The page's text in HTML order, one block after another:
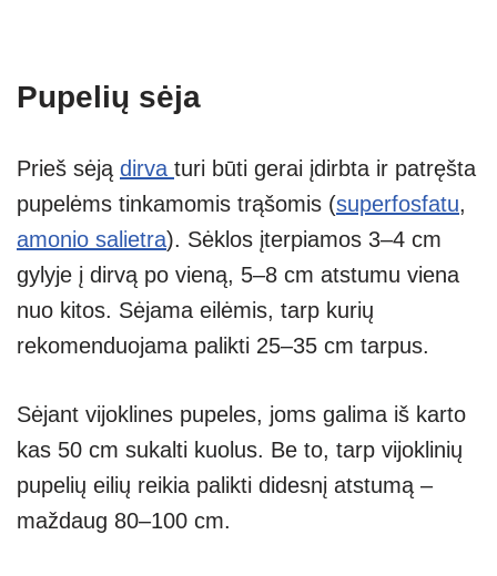
Pupelių sėja
Prieš sėją dirva turi būti gerai įdirbta ir patręšta
pupelėms tinkamomis trąšomis (superfosfatu,
amonio salietra). Sėklos įterpiamos 3–4 cm
gylyje į dirvą po vieną, 5–8 cm atstumu viena
nuo kitos. Sėjama eilėmis, tarp kurių
rekomenduojama palikti 25–35 cm tarpus.
Sėjant vijoklines pupeles, joms galima iš karto
kas 50 cm sukalti kuolus. Be to, tarp vijoklinių
pupelių eilių reikia palikti didesnį atstumą –
maždaug 80–100 cm.